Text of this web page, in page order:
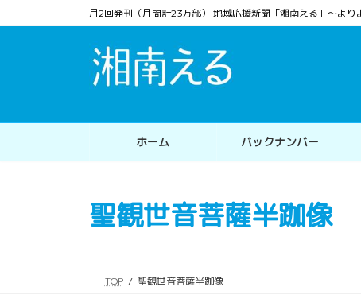
ン
ス
ビ
ン
月2回発刊（月間計23万部） 地域応援新聞「湘南える」〜よ
ホーム バックナンバー
聖観世音菩薩半跏像
TOP 聖観世音菩薩半跏像